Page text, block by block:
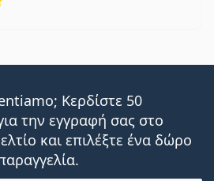
Κερδίστε 50
την εγγραφή σας στο
και επιλέξτε ένα δώρο